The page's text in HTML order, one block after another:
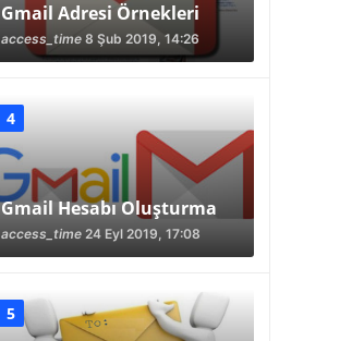
Gmail Adresi Örnekleri
access_time 8 Şub 2019, 14:26
Gmail Hesabı Oluşturma
access_time 24 Eyl 2019, 17:08